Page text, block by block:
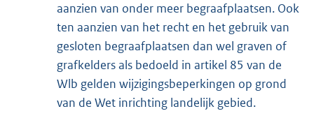
aanzien van onder meer begraafplaatsen. Ook
ten aanzien van het recht en het gebruik van
gesloten begraafplaatsen dan wel graven of
grafkelders als bedoeld in artikel 85 van de
Wlb gelden wijzigingsbeperkingen op grond
van de Wet inrichting landelijk gebied.